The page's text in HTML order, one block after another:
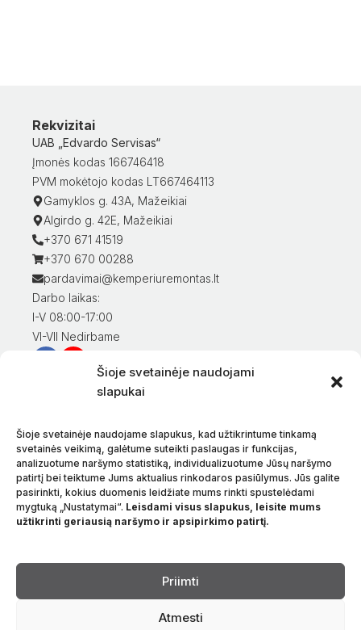
Šioje svetainėje naudojami
slapukai
Šioje svetainėje naudojame slapukus, kad užtikrintume tinkamą
svetainės veikimą, galėtume suteikti paslaugas ir funkcijas,
analizuotume naršymo statistiką, individualizuotume Jūsų naršymo
patirtį bei teiktume Jums aktualius rinkodaros pasiūlymus. Jūs galite
pasirinkti, kokius duomenis leidžiate mums rinkti spustelėdami
mygtuką „Nustatymai“. Leisdami visus slapukus, leisite mums
užtikrinti geriausią naršymo ir apsipirkimo patirtį.
Priimti
Atmesti
Rekvizitai
UAB „Edvardo Servisas“
Įmonės kodas 166746418
PVM mokėtojo kodas LT667464113
Gamyklos g. 43A, Mažeikiai
Algirdo g. 42E, Mažeikiai
+370 671 41519
+370 670 00288
pardavimai@kemperiuremontas.lt
Darbo laikas:
I-V 08:00-17:00
VI-VII Nedirbame
Informacija klientams
Prekių pristatymas
Prekių grąžinimas
Sąlygos ir taisyklės
Privatumo politika
Apie mus
Kalba